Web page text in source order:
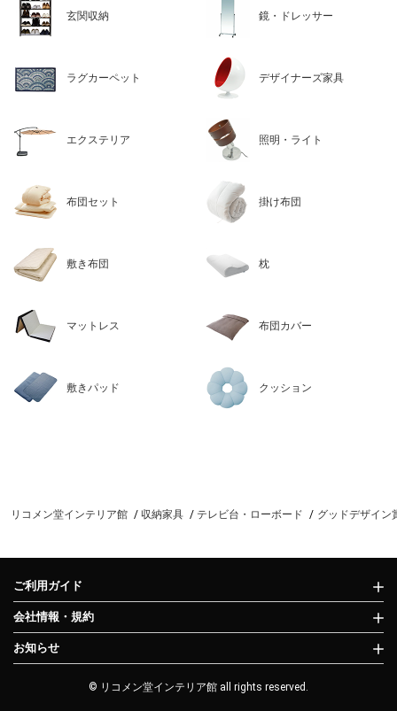
玄関収納 鏡・ドレッサー
ラグカーペット デザイナーズ家具
エクステリア 照明・ライト
布団セット 掛け布団
敷き布団 枕
マットレス 布団カバー
敷きパッド クッション
リコメン堂インテリア館 収納家具 テレビ台・ローボード グッドデザイン
ご利用ガイド
会社情報・規約
お知らせ
© リコメン堂インテリア館 all rights reserved.